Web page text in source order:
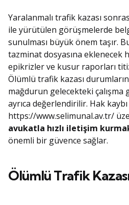
Yaralanmalı trafik kazası
ile yürütülen görüşmelerde
sunulması büyük önem taşır.
tazminat dosyasına eklenecek
epikrizler ve kusur raporları
Ölümlü trafik kazası
mağdurun gelecekteki çalışma
ayrıca değerlendirilir. Hak
https://www.selimunal.av.tr/
avukatla hızlı iletişim
önemli bir güvence sağlar.
Ölümlü Trafik